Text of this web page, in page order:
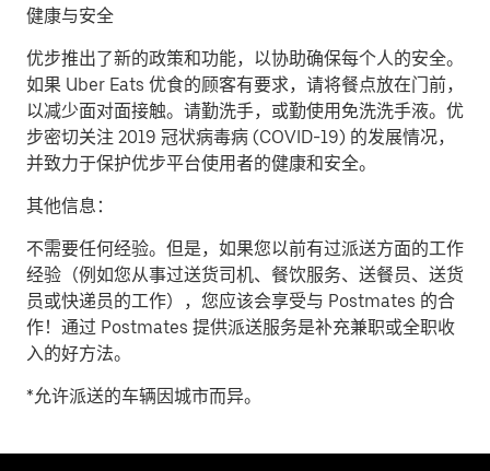
健康与安全
优步推出了新的政策和功能，以协助确保每个人的安全。
如果 Uber Eats 优食的顾客有要求，请将餐点放在门前，
以减少面对面接触。请勤洗手，或勤使用免洗洗手液。优
步密切关注 2019 冠状病毒病 (COVID-19) 的发展情况，
并致力于保护优步平台使用者的健康和安全。
其他信息：
不需要任何经验。但是，如果您以前有过派送方面的工作
经验（例如您从事过送货司机、餐饮服务、送餐员、送货
员或快递员的工作），您应该会享受与 Postmates 的合
作！通过 Postmates 提供派送服务是补充兼职或全职收
入的好方法。
*允许派送的车辆因城市而异。